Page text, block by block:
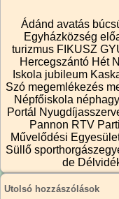
Ádánd avatás
Egyházközség
turizmus FIKUSZ
Hercegszántó Hét
Iskola jubileum
Szó megemlékezés
Népfőiskola
Portál
Pannon RTV
Művelődési
Süllő
de
Utolsó hozzászólások